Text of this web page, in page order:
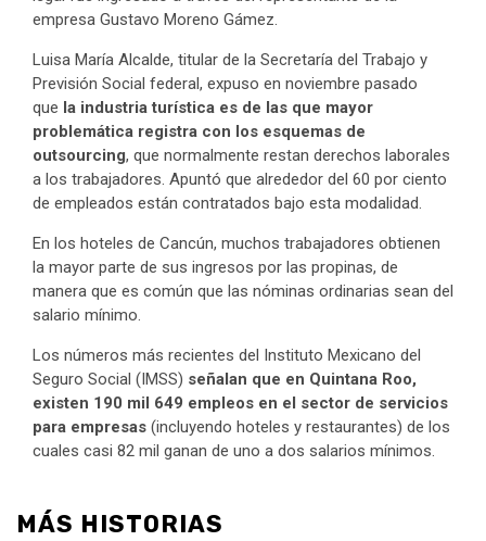
empresa Gustavo Moreno Gámez.
Luisa María Alcalde, titular de la Secretaría del Trabajo y
Previsión Social federal, expuso en noviembre pasado
que la industria turística es de las que mayor
problemática registra con los esquemas de
outsourcing, que normalmente restan derechos laborales
a los trabajadores. Apuntó que alrededor del 60 por ciento
de empleados están contratados bajo esta modalidad.
En los hoteles de Cancún, muchos trabajadores obtienen
la mayor parte de sus ingresos por las propinas, de
manera que es común que las nóminas ordinarias sean del
salario mínimo.
Los números más recientes del Instituto Mexicano del
Seguro Social (IMSS) señalan que en Quintana Roo,
existen 190 mil 649 empleos en el sector de servicios
para empresas (incluyendo hoteles y restaurantes) de los
cuales casi 82 mil ganan de uno a dos salarios mínimos.
MÁS HISTORIAS